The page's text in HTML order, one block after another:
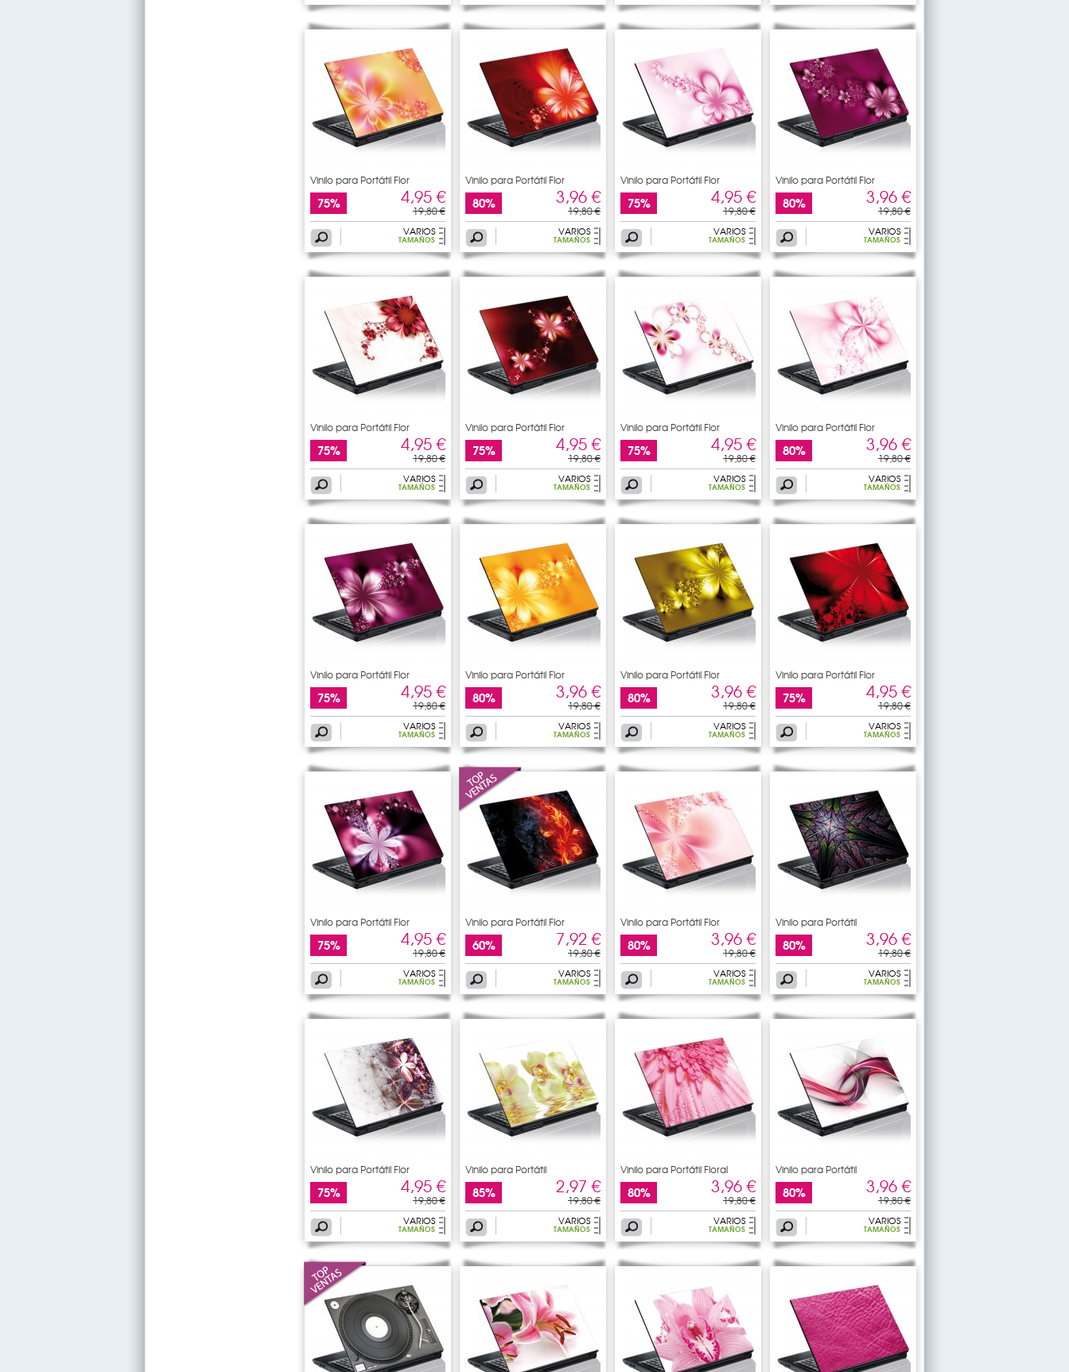
Vinilo para Portátil Flor
75% 4,95 €
19,80 €
VARIOS
TAMAÑOS
Vinilo para Portátil Flor
80% 3,96 €
19,80 €
VARIOS
TAMAÑOS
Vinilo para Portátil Flor
75% 4,95 €
19,80 €
VARIOS
TAMAÑOS
Vinilo para Portátil Flor
80% 3,96 €
19,80 €
VARIOS
TAMAÑOS
Vinilo para Portátil Flor
75% 4,95 €
19,80 €
VARIOS
TAMAÑOS
Vinilo para Portátil Flor
75% 4,95 €
19,80 €
VARIOS
TAMAÑOS
Vinilo para Portátil Flor
75% 4,95 €
19,80 €
VARIOS
TAMAÑOS
Vinilo para Portátil Flor
80% 3,96 €
19,80 €
VARIOS
TAMAÑOS
Vinilo para Portátil Flor
75% 4,95 €
19,80 €
VARIOS
TAMAÑOS
Vinilo para Portátil Flor
80% 3,96 €
19,80 €
VARIOS
TAMAÑOS
Vinilo para Portátil Flor
80% 3,96 €
19,80 €
VARIOS
TAMAÑOS
Vinilo para Portátil Flor
75% 4,95 €
19,80 €
VARIOS
TAMAÑOS
Vinilo para Portátil Flor
75% 4,95 €
19,80 €
VARIOS
TAMAÑOS
Vinilo para Portátil Flor
60% 7,92 €
19,80 €
VARIOS
TAMAÑOS
Vinilo para Portátil Flor
80% 3,96 €
19,80 €
VARIOS
TAMAÑOS
Vinilo para Portátil
80% 3,96 €
19,80 €
VARIOS
TAMAÑOS
Vinilo para Portátil Flor
75% 4,95 €
19,80 €
VARIOS
TAMAÑOS
Vinilo para Portátil
85% 2,97 €
19,80 €
VARIOS
TAMAÑOS
Vinilo para Portátil Floral
80% 3,96 €
19,80 €
VARIOS
TAMAÑOS
Vinilo para Portátil
80% 3,96 €
19,80 €
VARIOS
TAMAÑOS